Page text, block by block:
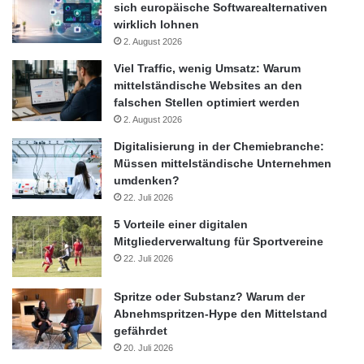
fuer-den-edison-award-2012-nominiert-eine-auszeichnung-fuer-
innovationen-und-wegbereiter/api
Handy IT ITK Kommunikation
Mac Netbook
PDA Smartphone Tablet
Technik
sich europäische Softwarealternativen
wirklich lohnen
2. August 2026
Viel Traffic, wenig Umsatz: Warum
mittelständische Websites an den
falschen Stellen optimiert werden
2. August 2026
Digitalisierung in der Chemiebranche:
Müssen mittelständische Unternehmen
umdenken?
22. Juli 2026
5 Vorteile einer digitalen
Mitgliederverwaltung für Sportvereine
22. Juli 2026
Spritze oder Substanz? Warum der
Abnehmspritzen-Hype den Mittelstand
gefährdet
20. Juli 2026